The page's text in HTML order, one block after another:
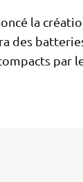
la
des
par